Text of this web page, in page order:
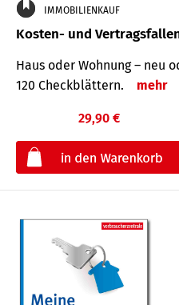
IMMOBILIENKAUF
Kosten- und
Haus oder Wohnung – neu
120 Check­blättern.
mehr
29,90 €